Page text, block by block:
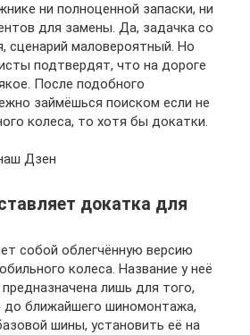
ни полноценной запаски, ни
для замены. Да, задачка со
сценарий маловероятный. Но
подтвердят, что на дороге
После подобного
займёшься поиском если не
колеса, то хотя бы докатки.
Дзен
докатка для
собой облегчённую версию
колеса. Название у неё
лишь для того,
до ближайшего шиномонтажа,
шины, установить её на